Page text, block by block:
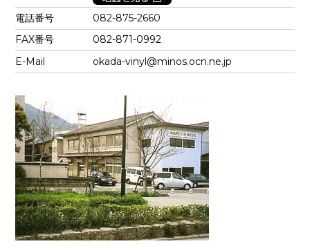
電話番号
082-875-2660
FAX番号
082-871-0992
E-Mail
okada-vinyl@minos.ocn.ne.jp